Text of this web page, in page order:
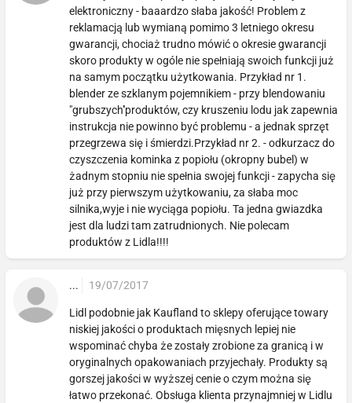
elektroniczny - baaardzo słaba jakość! Problem z
reklamacją lub wymianą pomimo 3 letniego okresu
gwarancji, chociaż trudno mówić o okresie gwarancji
skoro produkty w ogóle nie spełniają swoich funkcji już
na samym początku użytkowania. Przykład nr 1.
blender ze szklanym pojemnikiem - przy blendowaniu
"grubszych''produktów, czy kruszeniu lodu jak zapewnia
instrukcja nie powinno być problemu - a jednak sprzęt
przegrzewa się i śmierdzi.Przykład nr 2. - odkurzacz do
czyszczenia kominka z popiołu (okropny bubel) w
żadnym stopniu nie spełnia swojej funkcji - zapycha się
już przy pierwszym użytkowaniu, za słaba moc
silnika,wyje i nie wyciąga popiołu. Ta jedna gwiazdka
jest dla ludzi tam zatrudnionych. Nie polecam
produktów z Lidla!!!!
... 19/07/2017
Lidl podobnie jak Kaufland to sklepy oferujące towary
niskiej jakości o produktach mięsnych lepiej nie
wspominać chyba że zostały zrobione za granicą i w
oryginalnych opakowaniach przyjechały. Produkty są
gorszej jakości w wyższej cenie o czym można się
łatwo przekonać. Obsługa klienta przynajmniej w Lidlu